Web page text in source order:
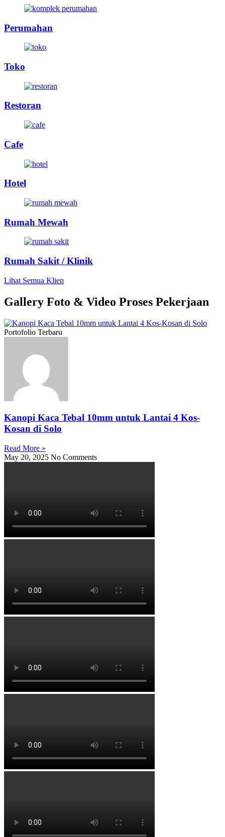
Perumahan
Toko
Restoran
Cafe
Hotel
Rumah Mewah
Rumah Sakit / Klinik
Lihat Semua Klien
Gallery Foto & Video Proses Pekerjaan
Portofolio Terbaru
Kanopi Kaca Tebal 10mm untuk Lantai 4 Kos-
Kosan di Solo
Read More »
May 20, 2025 No Comments